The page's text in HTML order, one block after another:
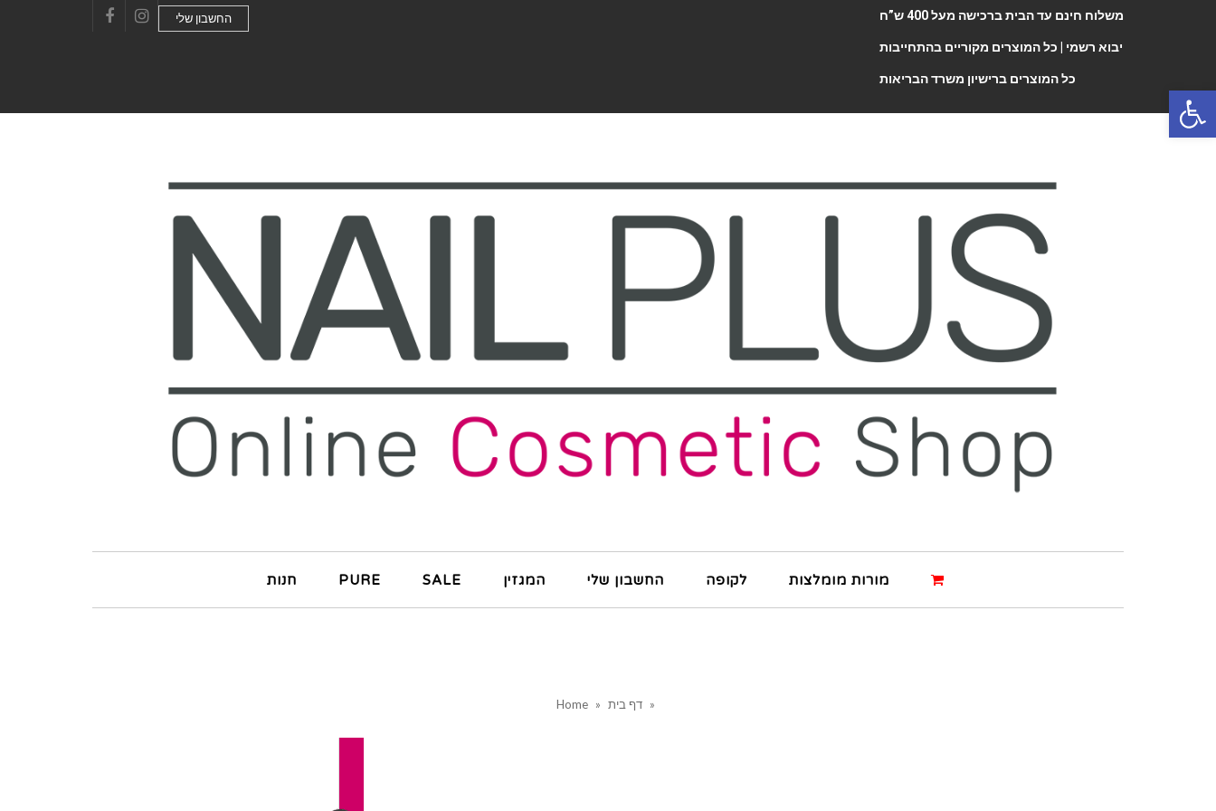
Instagram
החשבון שלי משלוח חינם עד הבית ברכישה מעל 400 ש”ח
יבוא רשמי | כל המוצרים מקוריים בהתחייבות
כל המוצרים ברישיון משרד הבריאות
חנות PURE SALE המגזין החשבון שלי לקופה מורות מומלצות
Home » דף בית »